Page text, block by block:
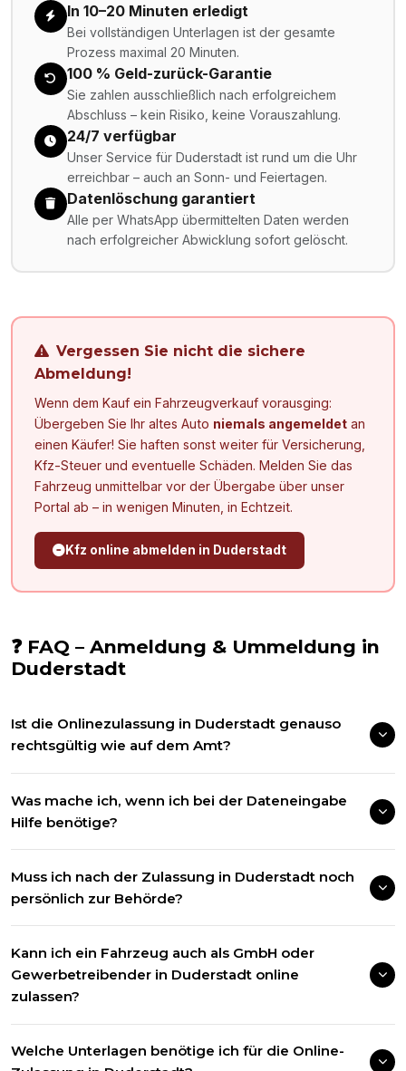
In 10–20 Minuten erledigt
Bei vollständigen Unterlagen ist der gesamte
Prozess maximal 20 Minuten.
100 % Geld-zurück-Garantie
Sie zahlen ausschließlich nach erfolgreichem
Abschluss – kein Risiko, keine Vorauszahlung.
24/7 verfügbar
Unser Service für Duderstadt ist rund um die Uhr
erreichbar – auch an Sonn- und Feiertagen.
Datenlöschung garantiert
Alle per WhatsApp übermittelten Daten werden
nach erfolgreicher Abwicklung sofort gelöscht.
Vergessen Sie nicht die sichere
Abmeldung!
Wenn dem Kauf ein Fahrzeugverkauf vorausging:
Übergeben Sie Ihr altes Auto niemals angemeldetan
einen Käufer! Sie haften sonst weiter für Versicherung,
Kfz-Steuer und eventuelle Schäden. Melden Sie das
Fahrzeug unmittelbar vor der Übergabe über unser
Portal ab – in wenigen Minuten, in Echtzeit.
Kfz online abmelden in Duderstadt
❓ FAQ – Anmeldung & Ummeldung in
Duderstadt
Ist die Onlinezulassung in Duderstadt genauso
rechtsgültig wie auf dem Amt?
Was mache ich, wenn ich bei der Dateneingabe
Hilfe benötige?
Muss ich nach der Zulassung in Duderstadt noch
persönlich zur Behörde?
Kann ich ein Fahrzeug auch als GmbH oder
Gewerbetreibender in Duderstadt online
zulassen?
Welche Unterlagen benötige ich für die Online-